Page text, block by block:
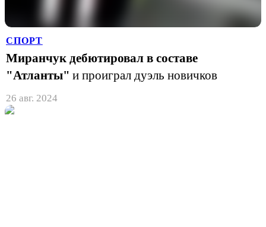
СПОРТ
Миранчук дебютировал в составе
"Атланты" и проиграл дуэль новичков
26 авг. 2024